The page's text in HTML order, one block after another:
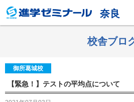
奈良
校舎ブロ
御所葛城校
【緊急！】テストの平均点について